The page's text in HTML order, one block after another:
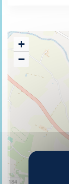
+
−